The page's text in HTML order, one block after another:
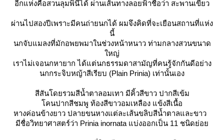
อีกแห่งคือสวนลุมพินีได้ ผ่านเส้นทางลอยฟ้าชื่อว่า สะพานเขียว
ผ่านไปสองปีเพราะมีคนถ่ายนกได้ ผมจึงคิดที่จะเยือนสถานที่แห่ง
นี้
นกจับแมลงที่มักอพยพมาในช่วงหน้าหนาว ท่ามกลางสวนขนาด
หญ่
เราไม่เจอนกหายาก ได้แต่นกธรรมดาสามัญที่คนรู้จักกันดีอย่าง
นกกระจิบหญ้าสีเรียบ (Plain Prinia) เท่านั้นเอง
สีสันโดยรวมสีน้ำตาลอมเทา มีคิ้วสีขาว ปากสีเข้ม
คนปากสีชมพู ท้องสีขาวอมเหลือง แข้งสีเนื้อ
หางค่อนข้างยาว ปลายขนหางแต่ละเส้นขลิบสีน้ำตาลและขาว
มีชื่อวิทยาศาสตร์ว่า Prinia inornata แบ่งออกเป็น 11 ชนิดย่อ